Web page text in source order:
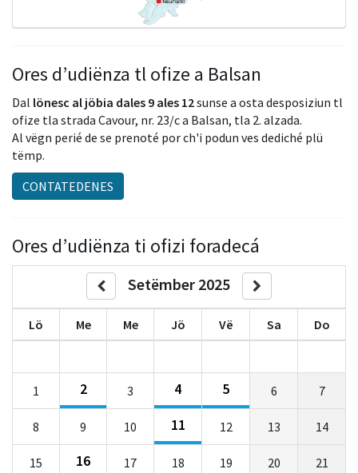
Ores d’udiënza tl ofize a Balsan
Dal lönesc al jöbia dales 9 ales 12sunse a osta desposiziun tl
ofize tla strada Cavour, nr. 23/c a Balsan, tla 2. alzada.
Al vëgn perié de se prenoté por ch'i podun ves dediché plü
tëmp.
CONTATEDENES
Ores d’udiënza ti ofizi foradecá
Setëmber 2025
Lö Me Me Jö Vë Sa Do
1 2 3 4 5 6 7
8 9 10 11 12 13 14
15 16 17 18 19 20 21